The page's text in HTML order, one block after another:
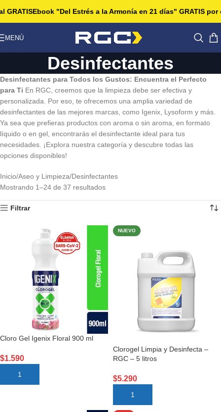
Ebook "Del Estrés a la Armonía en 21 días" GRATIS por
MENÚ
Desinfectantes
Desinfectantes para Todos los Gustos: Encuentra el Perfecto
para Ti En RGC, creemos que la limpieza debe ser efectiva y
personalizada. Por eso, te ofrecemos una amplia variedad de
desinfectantes de las mejores marcas, como Igenix, Lysoform y más.
Ya sea que prefieras productos con aroma o sin aroma, en formato
líquido o en gel, encontrarás el desinfectante ideal para tus
necesidades. ¡Explora nuestra categoría y descubre todas las
opciones disponibles!
Inicio Aseo y Limpieza Desinfectantes
Mostrando 1–24 de 37 resultados
Filtrar
Cloro Gel Igenix Floral 900 ml
$1.590
AÑADIR AL CARRITO
NUEVO
Clorogel Limpia y Desinfecta –
RGC – 5 litros
$5.290
AÑADIR AL CARRITO